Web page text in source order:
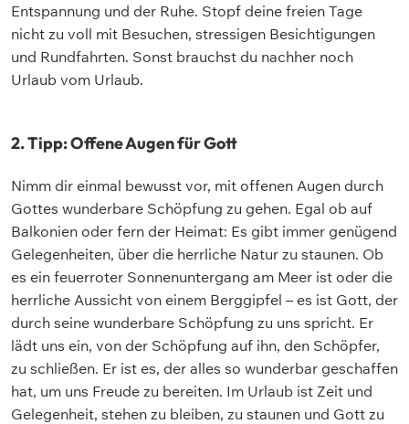
Entspannung und der Ruhe. Stopf deine freien Tage
nicht zu voll mit Besuchen, stressigen Besichtigungen
und Rundfahrten. Sonst brauchst du nachher noch
Urlaub vom Urlaub.
2. Tipp: Offene Augen für Gott
Nimm dir einmal bewusst vor, mit offenen Augen durch
Gottes wunderbare Schöpfung zu gehen. Egal ob auf
Balkonien oder fern der Heimat: Es gibt immer genügend
Gelegenheiten, über die herrliche Natur zu staunen. Ob
es ein feuerroter Sonnenuntergang am Meer ist oder die
herrliche Aussicht von einem Berggipfel – es ist Gott, der
durch seine wunderbare Schöpfung zu uns spricht. Er
lädt uns ein, von der Schöpfung auf ihn, den Schöpfer,
zu schließen. Er ist es, der alles so wunderbar geschaffen
hat, um uns Freude zu bereiten. Im Urlaub ist Zeit und
Gelegenheit, stehen zu bleiben, zu staunen und Gott zu